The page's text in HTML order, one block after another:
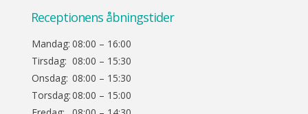
Receptionens åbningstider
Mandag: 08:00 – 16:00
Tirsdag: 08:00 – 15:30
Onsdag: 08:00 – 15:30
Torsdag:08:00 – 15:00